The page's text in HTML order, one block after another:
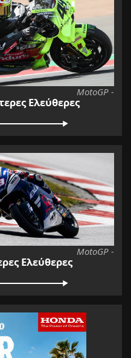
MotoGP -
Ελεύθερες
MotoGP -
Ελεύθερες